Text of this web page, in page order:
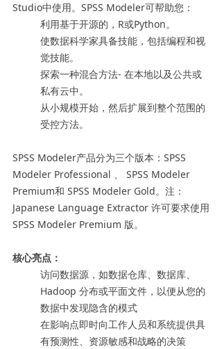
Studio中使用。SPSS Modeler可帮助您：
利用基于开源的，R或Python。
使数据科学家具备技能，包括编程和视
觉技能。
探索一种混合方法- 在本地以及公共或
私有云中。
从小规模开始，然后扩展到整个范围的
受控方法。
SPSS Modeler产品分为三个版本：SPSS
Modeler Professional 、 SPSS Modeler
Premium和 SPSS Modeler Gold。注：
Japanese Language Extractor 许可要求使用
SPSS Modeler Premium 版。
核心亮点：
访问数据源，如数据仓库、数据库、
Hadoop 分布或平面文件，以便从您的
数据中发现隐含的模式
在影响点即时向工作人员和系统提供具
有预测性、资源敏感和战略的决策